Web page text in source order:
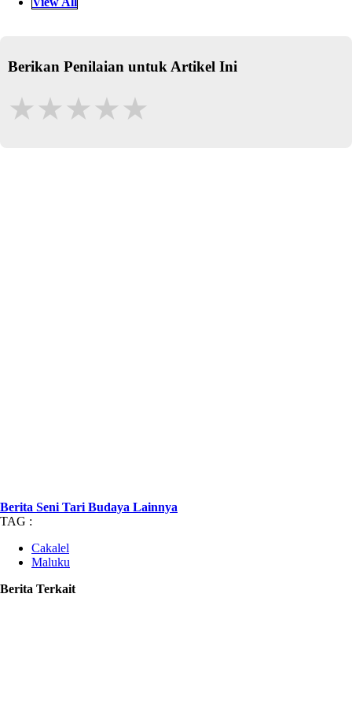
Berikan Penilaian untuk Artikel Ini
★★★★★
Berita Seni Tari Budaya Lainnya
TAG :
Cakalel
Maluku
Berita Terkait